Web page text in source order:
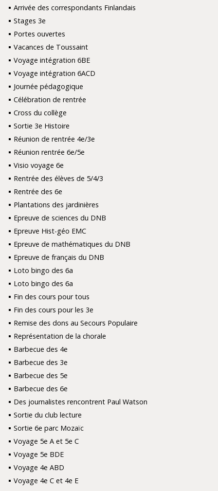
Arrivée des correspondants Finlandais
Stages 3e
Portes ouvertes
Vacances de Toussaint
Voyage intégration 6BE
Voyage intégration 6ACD
Journée pédagogique
Célébration de rentrée
Cross du collège
Sortie 3e Histoire
Réunion de rentrée 4e/3e
Réunion rentrée 6e/5e
Visio voyage 6e
Rentrée des élèves de 5/4/3
Rentrée des 6e
Plantations des jardinières
Epreuve de sciences du DNB
Epreuve Hist-géo EMC
Epreuve de mathématiques du DNB
Epreuve de français du DNB
Loto bingo des 6a
Loto bingo des 6a
Fin des cours pour tous
Fin des cours pour les 3e
Remise des dons au Secours Populaire
Représentation de la chorale
Barbecue des 4e
Barbecue des 3e
Barbecue des 5e
Barbecue des 6e
Des journalistes rencontrent Paul Watson
Sortie du club lecture
Sortie 6e parc Mozaïc
Voyage 5e A et 5e C
Voyage 5e BDE
Voyage 4e ABD
Voyage 4e C et 4e E